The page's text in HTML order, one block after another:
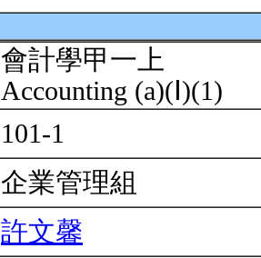
會計學甲一上
Accounting (a)(Ⅰ)(1)
101-1
企業管理組
許文馨